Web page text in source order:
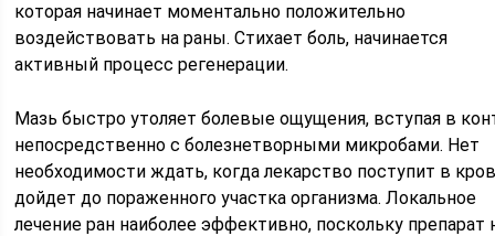
которая начинает моментально положительно
воздействовать на раны. Стихает боль, начинается
активный процесс регенерации.
Мазь быстро утоляет болевые ощущения, вступая в
непосредственно с болезнетворными микробами. Нет
необходимости ждать, когда лекарство поступит в
дойдет до пораженного участка организма. Локальное
лечение ран наиболее эффективно, поскольку препарат